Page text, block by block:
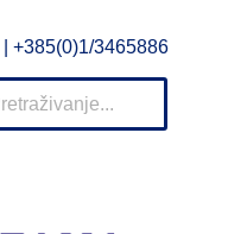
| +385(0)1/3465886